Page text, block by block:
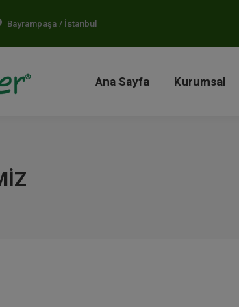
Bayrampaşa / İstanbul
Ana Sayfa Kurumsal